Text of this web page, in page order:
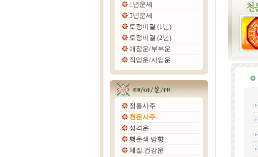
1년운세
5년운세
토정비결 (1년)
토정비결 (2년)
애정운/부부운
직업운/사업운
정통사주
천운사주
성격운
행운색.방향
체질.건강운